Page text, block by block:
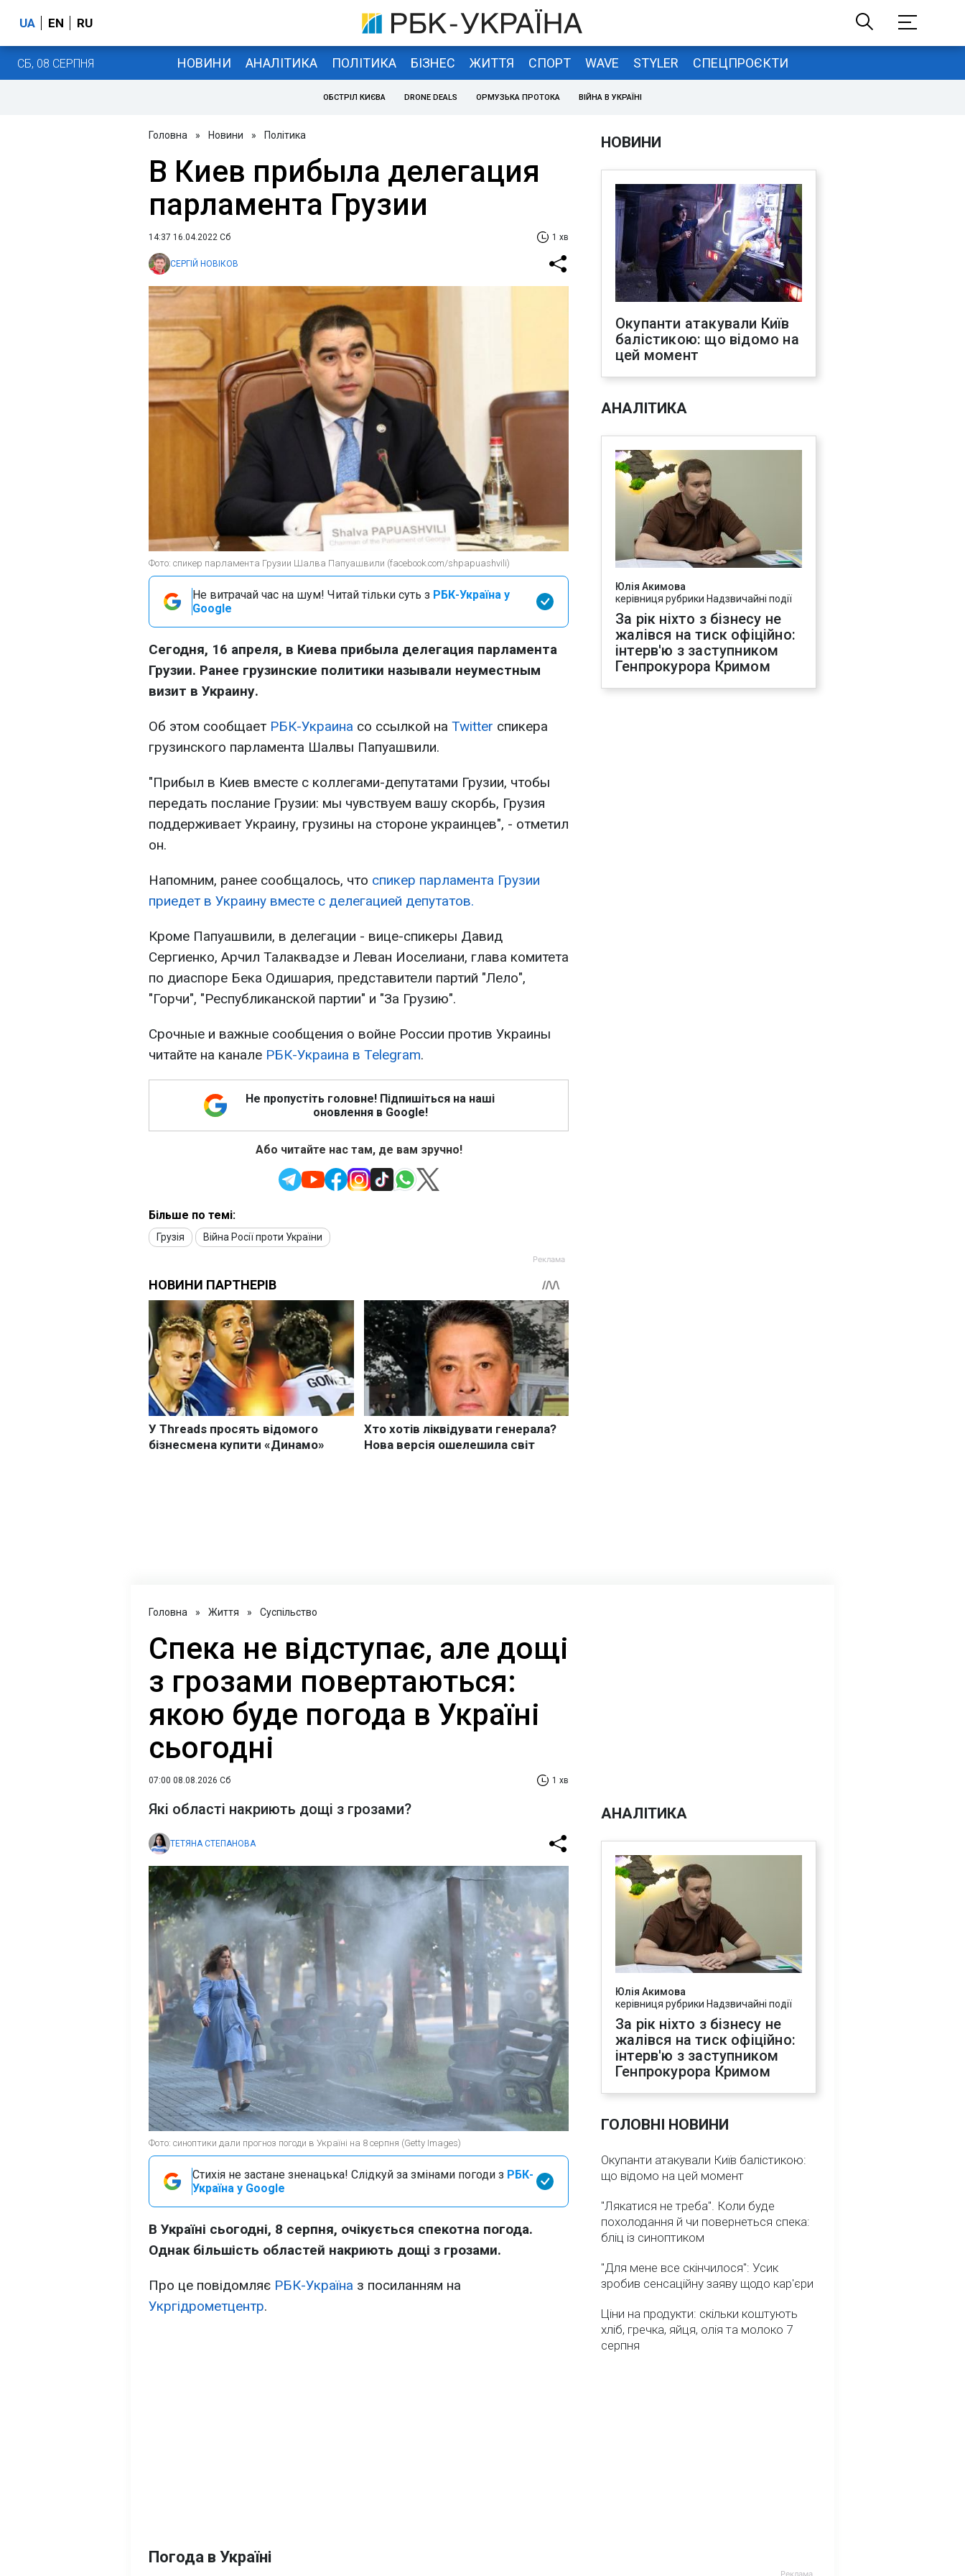
UA EN RU
СБ, 08 СЕРПНЯ НОВИНИ АНАЛІТИКА ПОЛІТИКА БІЗНЕС ЖИТТЯ СПОРТ WAVE STYLER СПЕЦПРОЄКТИ
ОБСТРІЛ КИЄВА DRONE DEALS ОРМУЗЬКА ПРОТОКА ВІЙНА В УКРАЇНІ
Головна » Новини » Політика
В Киев прибыла делегация
парламента Грузии
14:37 16.04.2022 Сб 1 хв
СЕРГІЙ НОВІКОВ
Фото: спикер парламента Грузии Шалва Папуашвили (facebook.com/shpapuashvili)
Не витрачай час на шум! Читай тільки суть з РБК-Україна у
Google
Сегодня, 16 апреля, в Киева прибыла делегация парламента
Грузии. Ранее грузинские политики называли неуместным
визит в Украину.
Об этом сообщает РБК-Украина со ссылкой на Twitter спикера
грузинского парламента Шалвы Папуашвили.
"Прибыл в Киев вместе с коллегами-депутатами Грузии, чтобы
передать послание Грузии: мы чувствуем вашу скорбь, Грузия
поддерживает Украину, грузины на стороне украинцев", - отметил
он.
Напомним, ранее сообщалось, что спикер парламента Грузии
приедет в Украину вместе с делегацией депутатов.
Кроме Папуашвили, в делегации - вице-спикеры Давид
Сергиенко, Арчил Талаквадзе и Леван Иоселиани, глава комитета
по диаспоре Бека Одишария, представители партий "Лело",
"Горчи", "Республиканской партии" и "За Грузию".
Срочные и важные сообщения о войне России против Украины
читайте на канале РБК-Украина в Telegram.
Не пропустіть головне! Підпишіться на наші
оновлення в Google!
Або читайте нас там, де вам зручно!
Більше по темі:
Грузія Війна Росії проти України
НОВИНИ
Окупанти атакували Київ
балістикою: що відомо на
цей момент
АНАЛІТИКА
Юлія Акимова
керівниця рубрики Надзвичайні події
За рік ніхто з бізнесу не
жалівся на тиск офіційно:
інтерв'ю з заступником
Генпрокурора Кримом
Головна » Життя » Суспільство
Спека не відступає, але дощі
з грозами повертаються:
якою буде погода в Україні
сьогодні
07:00 08.08.2026 Сб 1 хв
Які області накриють дощі з грозами?
ТЕТЯНА СТЕПАНОВА
Фото: синоптики дали прогноз погоди в Україні на 8 серпня (Getty Images)
Стихія не застане зненацька! Слідкуй за змінами погоди з РБК-
Україна у Google
В Україні сьогодні, 8 серпня, очікується спекотна погода.
Однак більшість областей накриють дощі з грозами.
Про це повідомляє РБК-Україна з посиланням на
Укргідрометцентр.
Погода в Україні
АНАЛІТИКА
Юлія Акимова
керівниця рубрики Надзвичайні події
За рік ніхто з бізнесу не
жалівся на тиск офіційно:
інтерв'ю з заступником
Генпрокурора Кримом
ГОЛОВНІ НОВИНИ
Окупанти атакували Київ балістикою:
що відомо на цей момент
"Лякатися не треба". Коли буде
похолодання й чи повернеться спека:
бліц із синоптиком
"Для мене все скінчилося": Усик
зробив сенсаційну заяву щодо кар'єри
Ціни на продукти: скільки коштують
хліб, гречка, яйця, олія та молоко 7
серпня